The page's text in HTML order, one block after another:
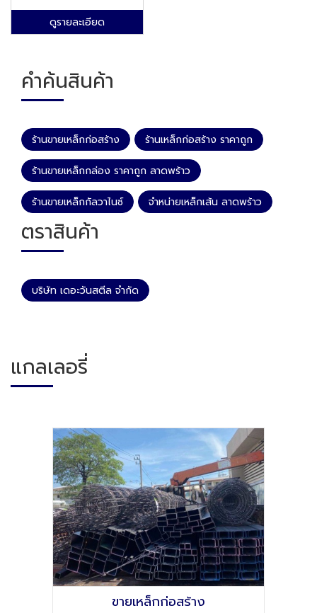
ดูรายละเอียด
คำค้นสินค้า
ร้านขายเหล็กก่อสร้าง ร้านเหล็กก่อสร้าง ราคาถูก
ร้านขายเหล็กกล่อง ราคาถูก ลาดพร้าว
ร้านขายเหล็กกัลวาไนซ์ จำหน่ายเหล็กเส้น ลาดพร้าว
ตราสินค้า
บริษัท เดอะวันสตีล จำกัด
แกลเลอรี่
ขายเหล็กก่อสร้าง